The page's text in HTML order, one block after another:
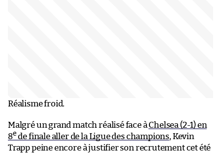
Réalisme froid.
Malgré un grand match réalisé face à Chelsea (2-1) en
8e de finale aller de la Ligue des champions, Kevin
Trapp peine encore à justifier son recrutement cet été